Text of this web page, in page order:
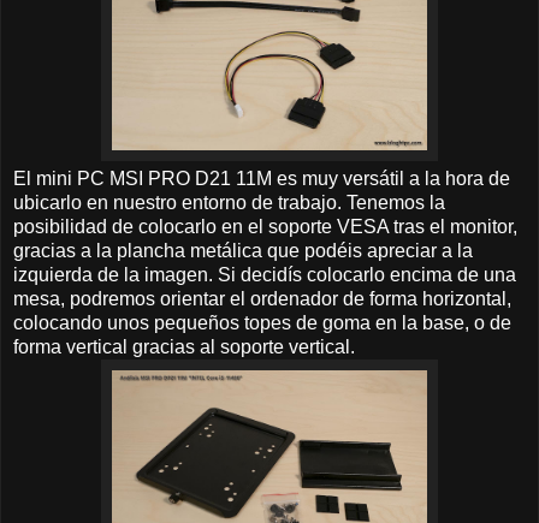
El mini PC MSI PRO D21 11M es muy versátil a la hora de
ubicarlo en nuestro entorno de trabajo. Tenemos la
posibilidad de colocarlo en el soporte VESA tras el monitor,
gracias a la plancha metálica que podéis apreciar a la
izquierda de la imagen. Si decidís colocarlo encima de una
mesa, podremos orientar el ordenador de forma horizontal,
colocando unos pequeños topes de goma en la base, o de
forma vertical gracias al soporte vertical.